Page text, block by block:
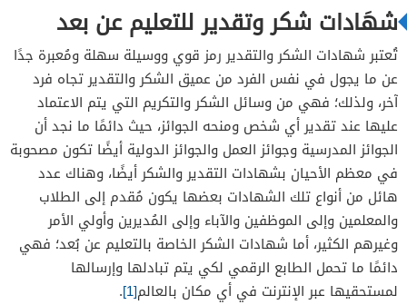
شهَادات شكر وتقدير للتعليم عن بعد
تُعتبر شهادات الشكر والتقدير رمز قوي ووسيلة سهلة ومُعبرة جدًا
عن ما يجول في نفس الفرد من عميق الشكر والتقدير تجاه فرد
آخر، ولذلك؛ فهي من وسائل الشكر والتكريم التي يتم الاعتماد
عليها عند تقدير أي شخص ومنحه الجوائز، حيث دائمًا ما نجد أن
الجوائز المدرسية وجوائز العمل والجوائز الدولية أيضًا تكون مصحوبة
في معظم الأحيان بشهادات التقدير والشكر أيضًا، وهناك عدد
هائل من أنواع تلك الشهادات بعضها يكون مُقدم إلى الطلاب
والمعلمين وإلى الموظفين والآباء وإلى المُديرين وأولي الأمر
وغيرهم الكثير، أما شهادات الشكر الخاصة بالتعليم عن بُعد؛ فهي
دائمًا ما تحمل الطابع الرقمي لكي يتم تبادلها وإرسالها
لمستحقيها عبر الإنترنت في أي مكان بالعالم[1]
.